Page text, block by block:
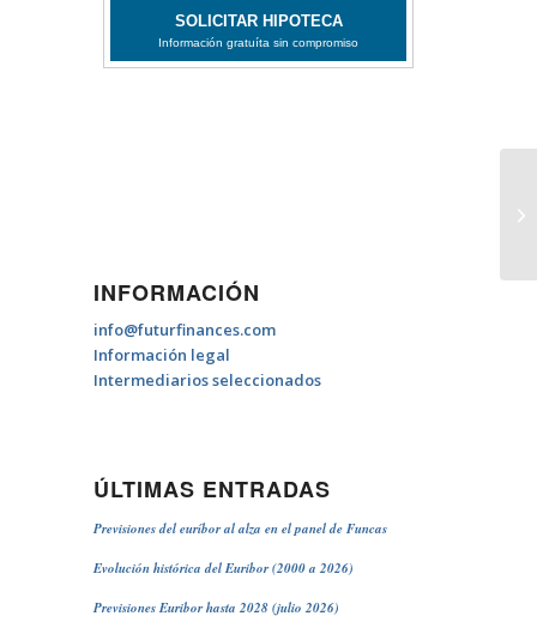
INFORMACIÓN
info@futurfinances.com
Información legal
Intermediarios seleccionados
ÚLTIMAS ENTRADAS
Previsiones del euríbor al alza en el panel de Funcas
Evolución histórica del Euribor (2000 a 2026)
Previsiones Euribor hasta 2028 (julio 2026)